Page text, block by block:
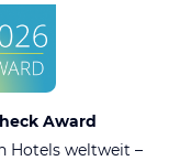
Award
Hotels weltweit –